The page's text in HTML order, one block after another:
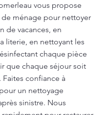
vous propose
ménage pour nettoyer
de vacances, en
literie, en nettoyant les
chaque pièce
que chaque séjour soit
confiance à
un nettoyage
sinistre. Nous